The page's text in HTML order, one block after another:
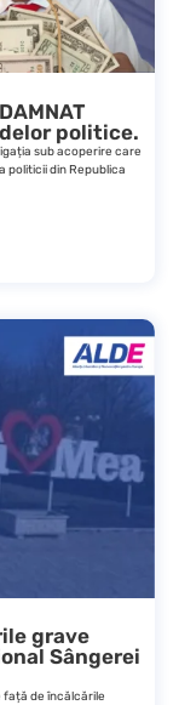
politice.
sub acoperire care
politicii din Republica
grave
Sângerei
față de încălcările